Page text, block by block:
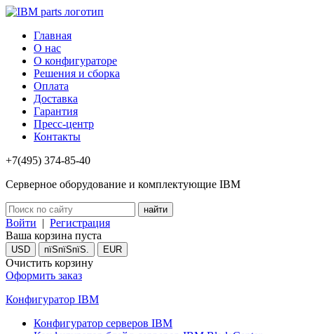
Главная
О нас
О конфигураторе
Решения и сборка
Оплата
Доставка
Гарантия
Пресс-центр
Контакты
+7(495) 374-85-40
Серверное оборудование и комплектующие IBM
Войти | Регистрация
Ваша корзина пуста
USD пїЅпїЅпїЅ. EUR
Очистить корзину
Оформить заказ
Конфигуратор IBM
Конфигуратор серверов IBM